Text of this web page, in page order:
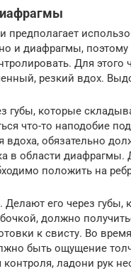
предполагает
и диафрагмы,
Для этого
резкий вдох.
губы, которые
что-то наподобие
вдоха, обязательно
в области диафрагмы.
положить на
его через губы,
должно
к свисту. Во
быть ощущение
ладони рук